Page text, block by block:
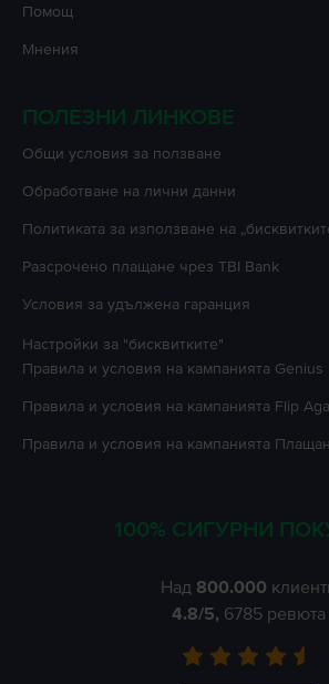
Помощ
Мнения
ПОЛЕЗНИ ЛИНКОВЕ
Oбщи условия за ползване
Oбработване на лични данни
Политиката за използване на
Разсрочено плащане чрез TBI Bank
Условия за удължена гаранция
Настройки за "бисквитките"
Правила и условия на кампанията Genius
Правила и условия на кампанията Flip
Правила и условия на кампанията
100% СИГУРНИ
Над 800.000
4.8/5, 6785 ревюта